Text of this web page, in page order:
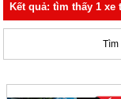
Kết quả: tìm thấy 1 xe
Tìm